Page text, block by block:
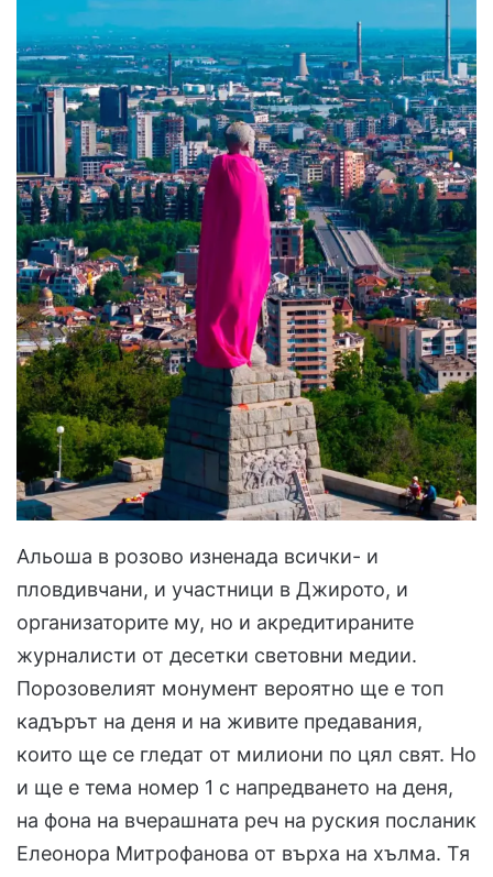
Альоша в розово изненада всички- и
пловдивчани, и участници в Джирото, и
организаторите му, но и акредитираните
журналисти от десетки световни медии.
Порозовелият монумент вероятно ще е топ
кадърът на деня и на живите предавания,
които ще се гледат от милиони по цял свят. Но
и ще е тема номер 1 с напредването на деня,
на фона на вчерашната реч на руския посланик
Елеонора Митрофанова от върха на хълма. Тя